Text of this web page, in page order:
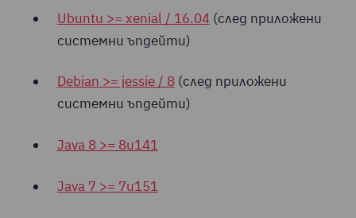
Ubuntu >= xenial / 16.04(след приложени
системни ъпдейти)
Debian >= jessie / 8(след приложени
системни ъпдейти)
Java 8 >= 8u141
Java 7 >= 7u151